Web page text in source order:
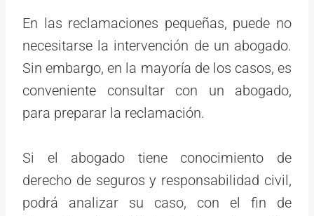
En las reclamaciones pequeñas, puede no
necesitarse la intervención de un abogado.
Sin embargo, en la mayoría de los casos, es
conveniente consultar con un abogado,
para preparar la reclamación.
Si el abogado tiene conocimiento de
derecho de seguros y responsabilidad civil,
podrá analizar su caso, con el fin de